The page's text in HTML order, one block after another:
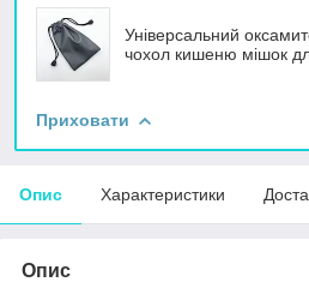
Універсальний
чохол кишеню мішок
Приховати
Опис Характеристики
Опис